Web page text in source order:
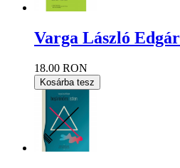
Varga László
18.00 RON
Kosárba tesz